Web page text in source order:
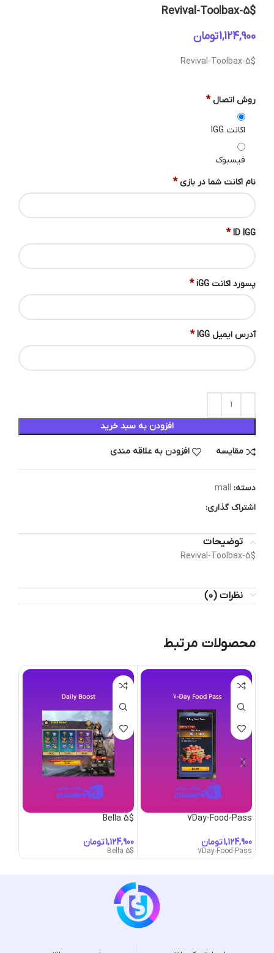
Revival-Toolbax-5$
تومان
Revival-Toolbax-5$
روش اتصال *
اکانت IGG
فیسبوک
نام اکانت شما در بازی *
ID IGG
*
پسورد اکانت iGG *
آدرس ایمیل IGG *
افزودن به سبد خرید
مقایسه افزودن به علاقه مندی
دسته: mall
اشتراک گذاری:
توضیحات
Revival-Toolbax-5$
نظرات (0)
محصولات مرتبط
7Day-Food-Pass
تومان
7Day-Food-Pass
Bella 5$
تومان
Bella 5$